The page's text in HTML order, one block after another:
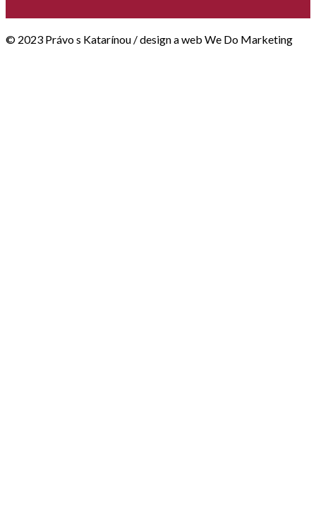
© 2023 Právo s Katarínou / design a web We Do Marketing